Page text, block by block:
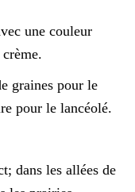
une couleur
graines pour le
pour le lancéolé.
dans les allées de